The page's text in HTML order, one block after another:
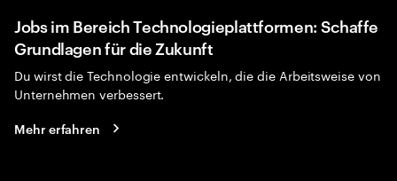
Jobs im Bereich Technologieplattformen: Schaffe
Grundlagen für die Zukunft
Du wirst die Technologie entwickeln, die die Arbeitsweise von
Unternehmen verbessert.
Mehr erfahren